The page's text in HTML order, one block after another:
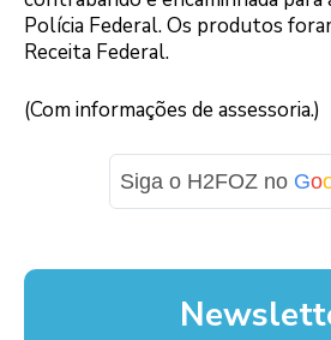
Polícia Federal. Os produtos
Receita Federal.
(Com informações de assessoria.)
Siga o H2FOZ no Go